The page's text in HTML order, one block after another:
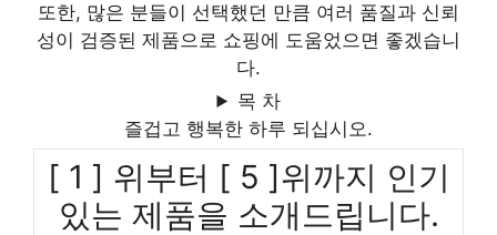
또한, 많은 분들이 선택했던 만큼 여러 품질과 신뢰
성이 검증된 제품으로 쇼핑에 도움었으면 좋겠습니
다.
목 차
즐겁고 행복한 하루 되십시오.
[ 1 ] 위부터 [ 5 ]위까지 인기
있는 제품을 소개드립니다.